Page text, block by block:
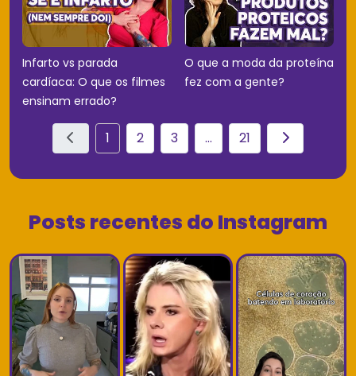
Infarto vs parada
cardíaca: O que os filmes
ensinam errado?
O que a moda da proteína
fez com a gente?
1 2 3 ... 21
Posts recentes do Instagram